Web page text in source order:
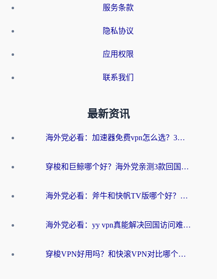
服务条款
隐私协议
应用权限
联系我们
最新资讯
海外党必看：加速器免费vpn怎么选？3步教你无缝访问国内资源
穿梭和巨鲸哪个好？海外党亲测3款回国加速器，教你避开90%的坑
海外党必看：斧牛和快帆TV版哪个好？3分钟选对回国加速器，无缝刷B站、追热剧
海外党必看：yy vpn真能解决回国访问难题？附云极initap测评+免费方案对比
穿梭VPN好用吗？和快滚VPN对比哪个回国效果更好？海外党选回国加速器必看指南